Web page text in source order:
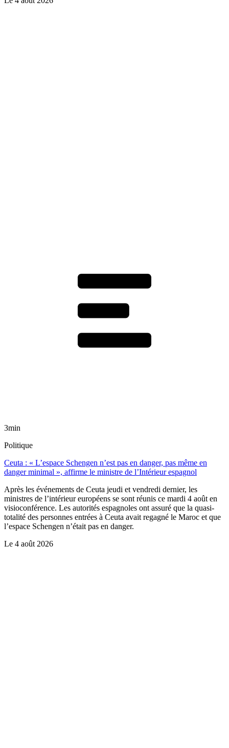
3min
Politique
Ceuta : « L’espace Schengen n’est pas en danger, pas même en
danger minimal », affirme le ministre de l’Intérieur espagnol
Après les événements de Ceuta jeudi et vendredi dernier, les
ministres de l’intérieur européens se sont réunis ce mardi 4 août en
visioconférence. Les autorités espagnoles ont assuré que la quasi-
totalité des personnes entrées à Ceuta avait regagné le Maroc et que
l’espace Schengen n’était pas en danger.
Le 4 août 2026